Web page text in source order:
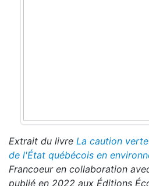
Extrait du livre La caution
de l'État québécois en
Francoeur en collaboration
publié en 2022 aux Éditions